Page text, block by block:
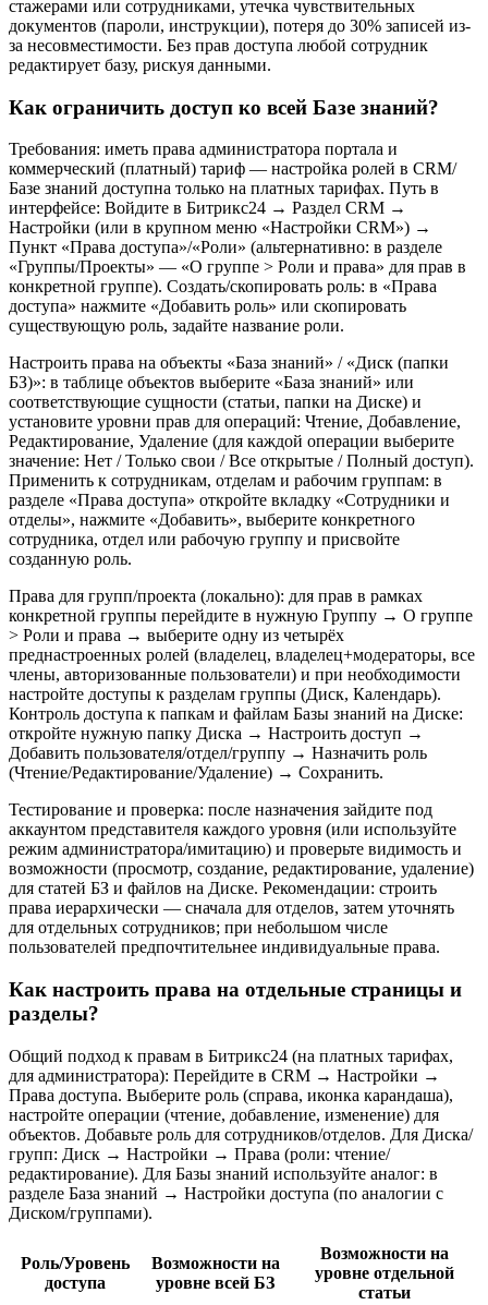
стажерами или сотрудниками, утечка чувствительных
документов (пароли, инструкции), потеря до 30% записей из-
за несовместимости. Без прав доступа любой сотрудник
редактирует базу, рискуя данными.
Как ограничить доступ ко всей Базе знаний?
Требования: иметь права администратора портала и
коммерческий (платный) тариф — настройка ролей в CRM/
Базе знаний доступна только на платных тарифах. Путь в
интерфейсе: Войдите в Битрикс24 → Раздел CRM →
Настройки (или в крупном меню «Настройки CRM») →
Пункт «Права доступа»/«Роли» (альтернативно: в разделе
«Группы/Проекты» — «О группе > Роли и права» для прав в
конкретной группе). Создать/скопировать роль: в «Права
доступа» нажмите «Добавить роль» или скопировать
существующую роль, задайте название роли.
Настроить права на объекты «База знаний» / «Диск (папки
БЗ)»: в таблице объектов выберите «База знаний» или
соответствующие сущности (статьи, папки на Диске) и
установите уровни прав для операций: Чтение, Добавление,
Редактирование, Удаление (для каждой операции выберите
значение: Нет / Только свои / Все открытые / Полный доступ).
Применить к сотрудникам, отделам и рабочим группам: в
разделе «Права доступа» откройте вкладку «Сотрудники и
отделы», нажмите «Добавить», выберите конкретного
сотрудника, отдел или рабочую группу и присвойте
созданную роль.
Права для групп/проекта (локально): для прав в рамках
конкретной группы перейдите в нужную Группу → О группе
> Роли и права → выберите одну из четырёх
преднастроенных ролей (владелец, владелец+модераторы, все
члены, авторизованные пользователи) и при необходимости
настройте доступы к разделам группы (Диск, Календарь).
Контроль доступа к папкам и файлам Базы знаний на Диске:
откройте нужную папку Диска → Настроить доступ →
Добавить пользователя/отдел/группу → Назначить роль
(Чтение/Редактирование/Удаление) → Сохранить.
Тестирование и проверка: после назначения зайдите под
аккаунтом представителя каждого уровня (или используйте
режим администратора/имитацию) и проверьте видимость и
возможности (просмотр, создание, редактирование, удаление)
для статей БЗ и файлов на Диске. Рекомендации: строить
права иерархически — сначала для отделов, затем уточнять
для отдельных сотрудников; при небольшом числе
пользователей предпочтительнее индивидуальные права.
Как настроить права на отдельные страницы и
разделы?
Общий подход к правам в Битрикс24 (на платных тарифах,
для администратора): Перейдите в CRM → Настройки →
Права доступа. Выберите роль (справа, иконка карандаша),
настройте операции (чтение, добавление, изменение) для
объектов. Добавьте роль для сотрудников/отделов. Для Диска/
групп: Диск → Настройки → Права (роли: чтение/
редактирование). Для Базы знаний используйте аналог: в
разделе База знаний → Настройки доступа (по аналогии с
Диском/группами).
Роль/Уровень
доступа
Возможности на
уровне всей БЗ
Возможности на
уровне отдельной
статьи